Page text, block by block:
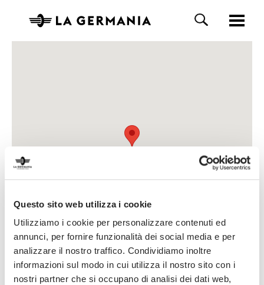
Questo sito web utilizza i cookie
Utilizziamo i cookie per personalizzare contenuti ed
annunci, per fornire funzionalità dei social media e per
analizzare il nostro traffico. Condividiamo inoltre
informazioni sul modo in cui utilizza il nostro sito con i
nostri partner che si occupano di analisi dei dati web,